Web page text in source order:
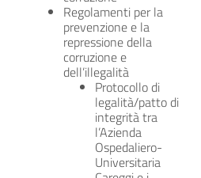
Regolamenti per la
prevenzione e la
repressione della
corruzione e
dell’illegalità
Protocollo di
legalità/patto di
integrità tra
l’Azienda
Ospedaliero-
Universitaria